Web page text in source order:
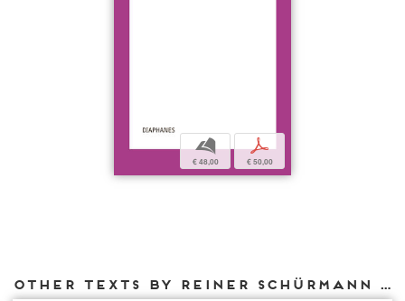
b
€ 48,00
p
€ 50,00
Other texts by Reiner Schürmann for DIAPHANES